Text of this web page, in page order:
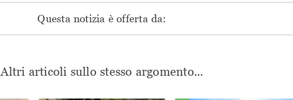
Questa notizia è offerta da:
Altri articoli sullo stesso argomento...